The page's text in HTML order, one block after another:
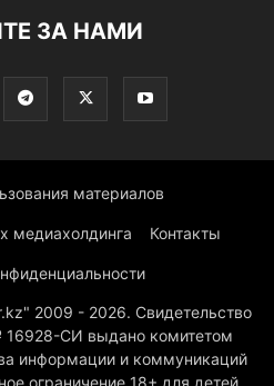
ЗА НАМИ
материалов
медиахолдинга Контакты
2009 - 2026. Свидетельство
16928-СИ выдано комитетом
информации и коммуникаций